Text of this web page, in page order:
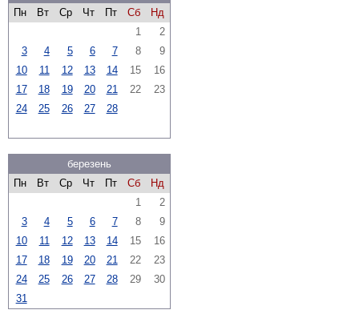
Пн
Вт Ср Чт Пт Сб
Нд
1
2
3
4 5 6 7 8
9
10
11 12 13 14 15
16
17
18 19 20 21 22
23
24
25 26 27 28
березень
Пн
Вт Ср Чт Пт Сб
Нд
1
2
3
4 5 6 7 8
9
10
11 12 13 14 15
16
17
18 19 20 21 22
23
24
25 26 27 28 29
30
31